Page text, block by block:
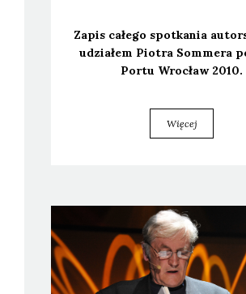
Zapis całe­go spo­tka­nia
udzia­łem Pio­tra Som­me­ra
Por­tu Wro­cław 2010.
Więcej